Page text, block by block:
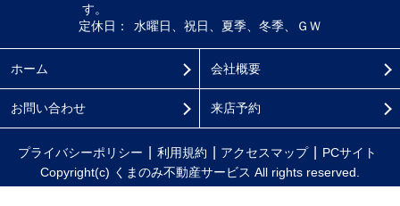
す。
定休日：
水曜日、祝日、夏季、冬季、ＧＷ
ホーム 会社概要
お問い合わせ 来店予約
プライバシーポリシー 利用規約 アクセスマップ
PCサイト
Copyright(c) くまのみ不動産サービス All rights reserved.